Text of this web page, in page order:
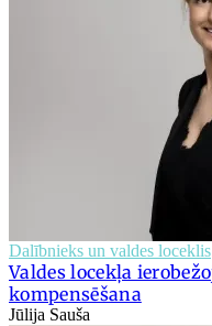
Dalībnieks un valdes loceklis
Valdes locekļa
kompensēšana
Jūlija Sauša